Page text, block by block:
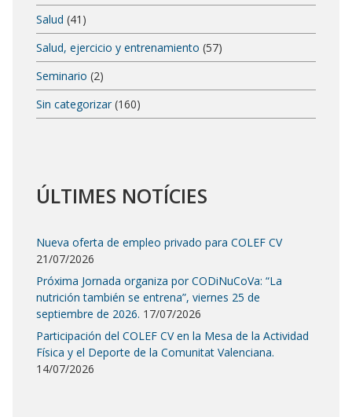
Salud (41)
Salud, ejercicio y entrenamiento (57)
Seminario (2)
Sin categorizar (160)
ÚLTIMES NOTÍCIES
Nueva oferta de empleo privado para COLEF CV
21/07/2026
Próxima Jornada organiza por CODiNuCoVa: “La
nutrición también se entrena”, viernes 25 de
septiembre de 2026. 17/07/2026
Participación del COLEF CV en la Mesa de la Actividad
Física y el Deporte de la Comunitat Valenciana.
14/07/2026